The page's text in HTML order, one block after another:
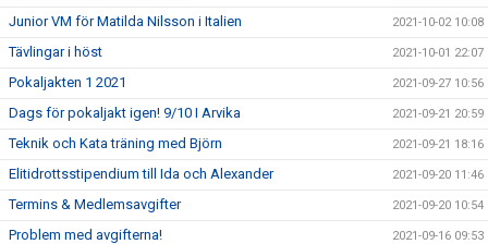
Junior VM för Matilda Nilsson i Italien 2021-10-02 10:08
Tävlingar i höst 2021-10-01 22:07
Pokaljakten 1 2021 2021-09-27 10:56
Dags för pokaljakt igen! 9/10 I Arvika 2021-09-21 20:59
Teknik och Kata träning med Björn 2021-09-21 18:16
Elitidrottsstipendium till Ida och Alexander 2021-09-20 11:46
Termins & Medlemsavgifter 2021-09-20 10:54
Problem med avgifterna! 2021-09-16 09:53